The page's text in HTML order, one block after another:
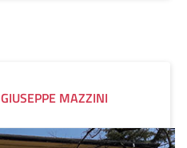
GIUSEPPE MAZZINI